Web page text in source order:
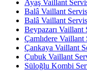
Ayaş Vaillant
Balâ Vaillant
Balâ Vaillant
Beypazarı Vaillant
Çamlıdere Vaillant
Çankaya Vaillant
Çubuk Vaillant
Süloğlu Kombi